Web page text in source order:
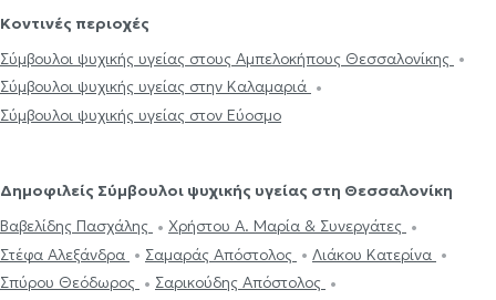
Κοντινές περιοχές
Σύμβουλοι ψυχικής υγείας στους Αμπελοκήπους Θεσσαλονίκης
Σύμβουλοι ψυχικής υγείας στην Καλαμαριά
Σύμβουλοι ψυχικής υγείας στον Εύοσμο
Δημοφιλείς Σύμβουλοι ψυχικής υγείας στη Θεσσαλονίκη
Βαβελίδης Πασχάλης
Χρήστου Α. Μαρία & Συνεργάτες
Στέφα Αλεξάνδρα
Σαμαράς Aπόστολος
Λιάκου Κατερίνα
Σπύρου Θεόδωρος
Σαρικούδης Απόστολος